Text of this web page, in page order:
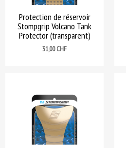
Protection de réservoir
Stompgrip Volcano Tank
Protector (transparent)
Prix
31,00 CHF